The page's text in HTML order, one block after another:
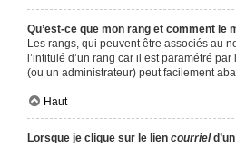
Qu’est-ce que mon rang et comment le
Les rangs, qui peuvent être associés au
l’intitulé d’un rang car il est paramétré
(ou un administrateur) peut facilement
Haut
Lorsque je clique sur le lien courriel